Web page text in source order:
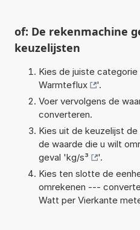
of: De rekenmachine
keuzelijsten
Kies de juiste
Warmteflux
'.
Voer vervolgens de
converteren.
Kies uit de keuzelijst
de waarde die u wilt
geval 'kg/s³
'.
Kies ten slotte de
omrekenen ---
Watt per Vierkante